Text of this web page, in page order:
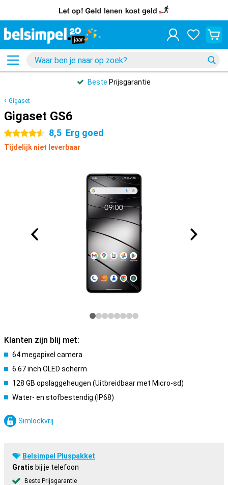
Beste Prijsgarantie
Gigaset
Gigaset GS6
4.5 sterren 8,5 Erg goed
Tijdelijk niet leverbaar
Klanten zijn blij met:
64 megapixel camera
6.67 inch OLED scherm
128 GB opslaggeheugen (Uitbreidbaar met Micro-sd)
Water- en stofbestendig (IP68)
Simlockvrij
Belsimpel Pluspakket
Gratis bij je telefoon
Beste Prijsgarantie